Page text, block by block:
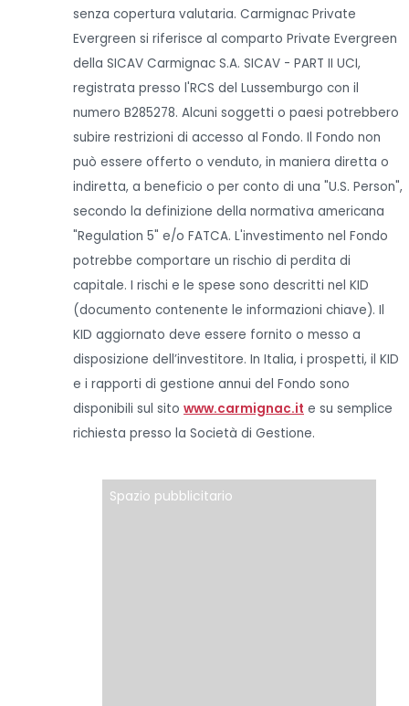
senza copertura valutaria. Carmignac Private
Evergreen si riferisce al comparto Private Evergreen
della SICAV Carmignac S.A. SICAV - PART II UCI,
registrata presso l'RCS del Lussemburgo con il
numero B285278. Alcuni soggetti o paesi potrebbero
subire restrizioni di accesso al Fondo. Il Fondo non
può essere offerto o venduto, in maniera diretta o
indiretta, a beneficio o per conto di una "U.S. Person",
secondo la definizione della normativa americana
"Regulation 5" e/o FATCA. L'investimento nel Fondo
potrebbe comportare un rischio di perdita di
capitale. I rischi e le spese sono descritti nel KID
(documento contenente le informazioni chiave). Il
KID aggiornato deve essere fornito o messo a
disposizione dell’investitore. In Italia, i prospetti, il KID
e i rapporti di gestione annui del Fondo sono
disponibili sul sito www.carmignac.it e su semplice
richiesta presso la Società di Gestione.
Spazio pubblicitario